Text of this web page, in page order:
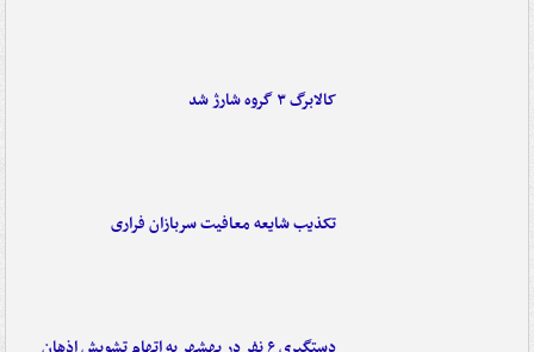
کالابرگ ۳ گروه شارژ شد
تکذیب شایعه معافیت سربازان فراری